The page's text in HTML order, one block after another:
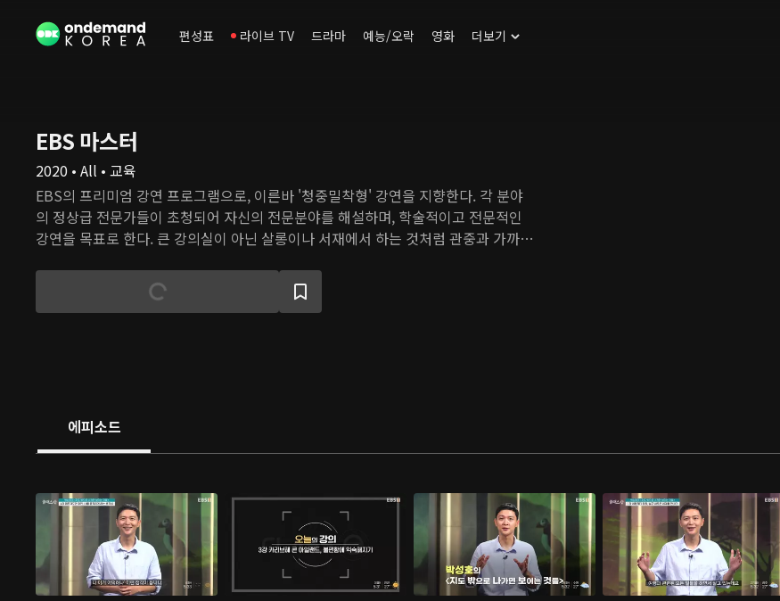
편성표 라이브 TV 드라마 예능/오락 영화 더보기
EBS 마스터
2020 • All • 교육
EBS의 프리미엄 강연 프로그램으로, 이른바 '청중밀착형' 강연을 지향한다. 각 분야
의 정상급 전문가들이 초청되어 자신의 전문분야를 해설하며, 학술적이고 전문적인
강연을 목표로 한다. 큰 강의실이 아닌 살롱이나 서재에서 하는 것처럼 관중과 가까운
에피소드